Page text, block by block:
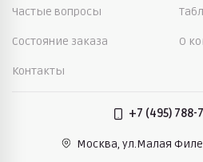
Частые вопросы
Состояние заказа О
Контакты
+7 (495) 788-
Москва, ул.Малая